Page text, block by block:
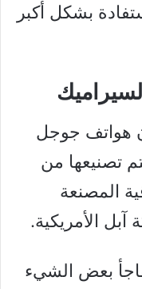
بشكل أكبر
هواتف جوجل
تصنيعها من
المصنعة
آبل الأمريكية.
بعض الشيء